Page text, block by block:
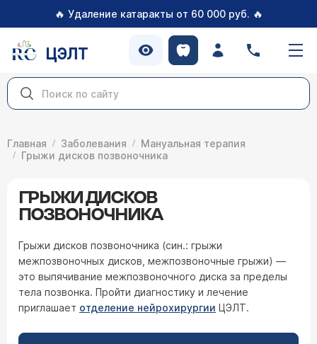
🔥 Удаление катаракты от 60 000 руб. 🔥
ЦЭЛТ
Главная Заболевания
Мануальная терапия
Грыжи дисков позвоночника
ГРЫЖИ ДИСКОВ
ПОЗВОНОЧНИКА
Грыжи дисков позвоночника (син.: грыжи
межпозвоночных дисков, межпозвоночные грыжи) —
это выпячивание межпозвоночного диска за пределы
тела позвонка. Пройти диагностику и лечение
приглашает отделение нейрохирургии ЦЭЛТ.